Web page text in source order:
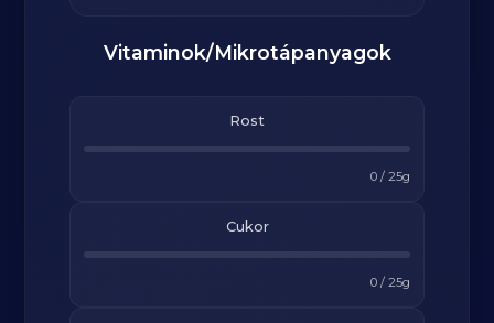
Vitaminok/Mikrotápanyagok
Rost
0/ 25g
Cukor
0/ 25g